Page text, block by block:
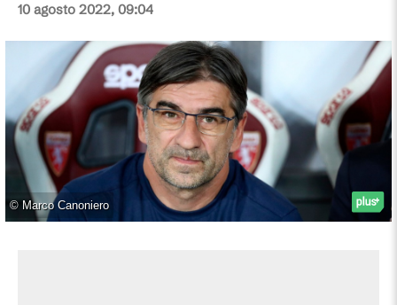
10 agosto 2022, 09:04
© Marco Canoniero